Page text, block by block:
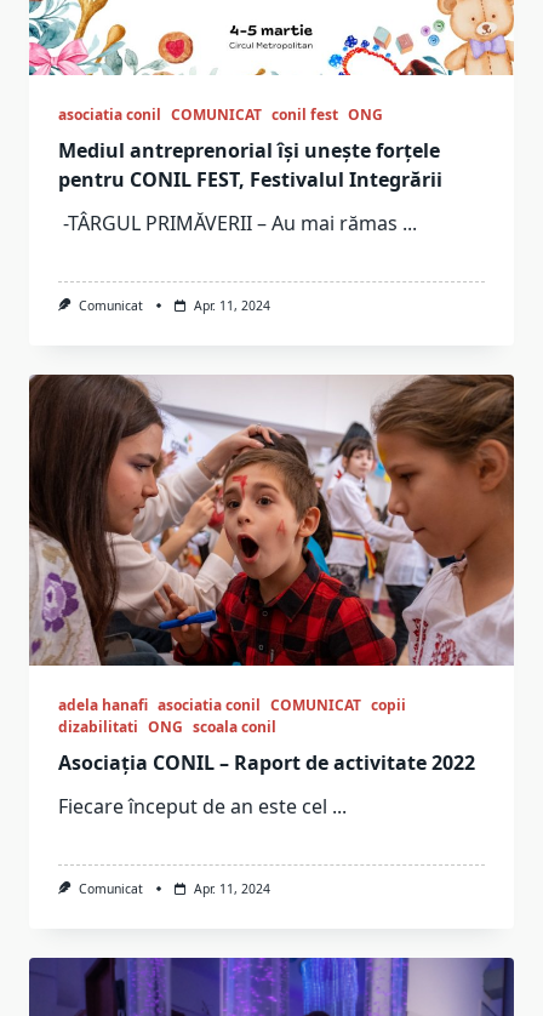
asociatia conil COMUNICAT conil fest ONG
Mediul antreprenorial își unește forțele
pentru CONIL FEST, Festivalul Integrării
-TÂRGUL PRIMĂVERII – Au mai rămas ...
Comunicat Apr. 11, 2024
adela hanafi asociatia conil COMUNICAT copii
dizabilitati ONG scoala conil
Asociația CONIL – Raport de activitate 2022
Fiecare început de an este cel ...
Comunicat Apr. 11, 2024